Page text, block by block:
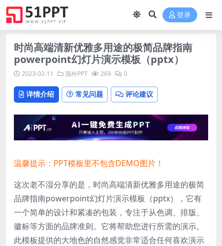
登录
时尚高端清新优雅多用途的极简品牌指南
powerpoint幻灯片演示模板（pptx）
2023-02-11 国外PPT 269 0
详情介绍 常见问题 评论建议
温馨提示：PPT模板里不包含DEMO图片！
这次老不湿分享的是，时尚高端清新优雅多用途的极简
品牌指南powerpoint幻灯片演示模板（pptx），它有
一个简单的设计和紧凑的包装，专注于从色调、排版、
徽标等方面的品牌准则。它将帮助您进行所需的演示。
此模板提供的大地色的自然感觉非常适合任何喜欢演示